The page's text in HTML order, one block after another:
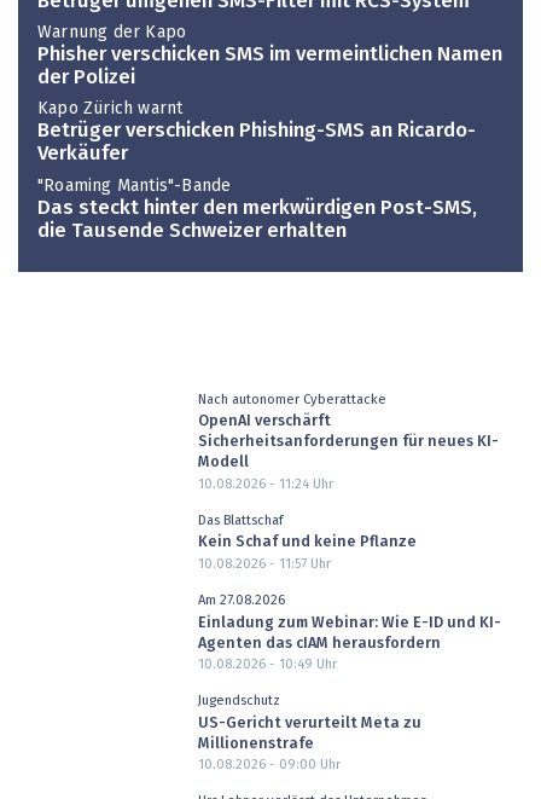
Warnung der Kapo
Phisher verschicken SMS im vermeintlichen Namen
der Polizei
Kapo Zürich warnt
Betrüger verschicken Phishing-SMS an Ricardo-
Verkäufer
"Roaming Mantis"-Bande
Das steckt hinter den merkwürdigen Post-SMS,
die Tausende Schweizer erhalten
Nach autonomer Cyberattacke
OpenAI verschärft
Sicherheitsanforderungen für neues KI-
Modell
10.08.2026 - 11:24Uhr
Das Blattschaf
Kein Schaf und keine Pflanze
10.08.2026 - 11:57Uhr
Am 27.08.2026
Einladung zum Webinar: Wie E-ID und KI-
Agenten das cIAM herausfordern
10.08.2026 - 10:49 Uhr
Jugendschutz
US-Gericht verurteilt Meta zu
Millionenstrafe
10.08.2026 - 09:00 Uhr